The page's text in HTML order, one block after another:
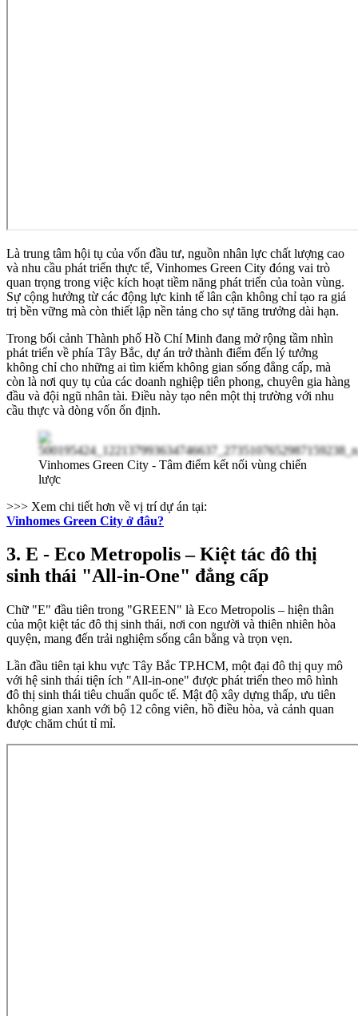
Là trung tâm hội tụ của vốn đầu tư, nguồn nhân lực chất lượng cao
và nhu cầu phát triển thực tế, Vinhomes Green City đóng vai trò
quan trọng trong việc kích hoạt tiềm năng phát triển của toàn vùng.
Sự cộng hưởng từ các động lực kinh tế lân cận không chỉ tạo ra giá
trị bền vững mà còn thiết lập nền tảng cho sự tăng trưởng dài hạn.
Trong bối cảnh Thành phố Hồ Chí Minh đang mở rộng tầm nhìn
phát triển về phía Tây Bắc, dự án trở thành điểm đến lý tưởng
không chỉ cho những ai tìm kiếm không gian sống đẳng cấp, mà
còn là nơi quy tụ của các doanh nghiệp tiên phong, chuyên gia hàng
đầu và đội ngũ nhân tài. Điều này tạo nên một thị trường với nhu
cầu thực và dòng vốn ổn định.
Vinhomes Green City - Tâm điểm kết nối vùng chiến
lược
>>> Xem chi tiết hơn về vị trí dự án tại:
Vinhomes Green City ở đâu?
3. E - Eco Metropolis – Kiệt tác đô thị
sinh thái "All-in-One" đẳng cấp
Chữ "E" đầu tiên trong "GREEN" là Eco Metropolis – hiện thân
của một kiệt tác đô thị sinh thái, nơi con người và thiên nhiên hòa
quyện, mang đến trải nghiệm sống cân bằng và trọn vẹn.
Lần đầu tiên tại khu vực Tây Bắc TP.HCM, một đại đô thị quy mô
với hệ sinh thái tiện ích "All-in-one" được phát triển theo mô hình
đô thị sinh thái tiêu chuẩn quốc tế. Mật độ xây dựng thấp, ưu tiên
không gian xanh với bộ 12 công viên, hồ điều hòa, và cảnh quan
được chăm chút tỉ mỉ.